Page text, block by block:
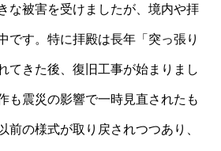
な被害を受けましたが、境内や拝
です。特に拝殿は長年「突っ張り
てきた後、復旧工事が始まりまし
も震災の影響で一時見直されたも
前の様式が取り戻されつつあり、